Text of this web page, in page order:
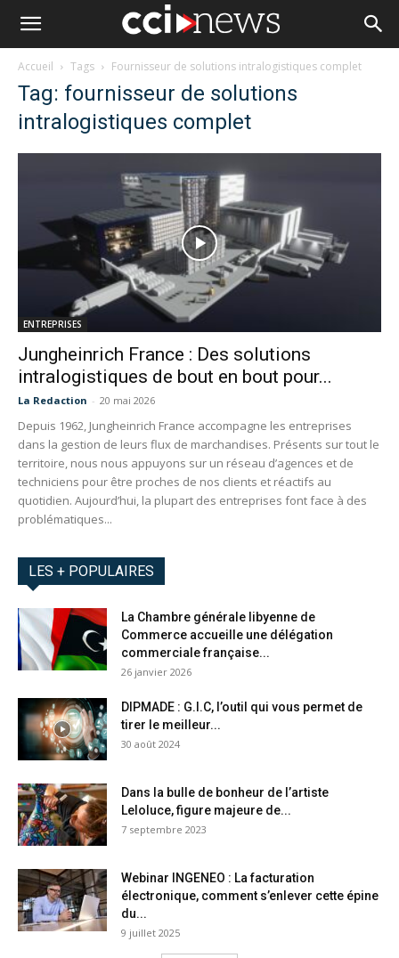
Accueil Tags Fournisseur de solutions intralogistiques complet
Tag: fournisseur de solutions
intralogistiques complet
ENTREPRISES
Jungheinrich France : Des solutions
intralogistiques de bout en bout pour...
La Redaction - 20 mai 2026
Depuis 1962, Jungheinrich France accompagne les entreprises
dans la gestion de leurs flux de marchandises. Présents sur tout le
territoire, nous nous appuyons sur un réseau d’agences et de
techniciens pour être proches de nos clients et réactifs au
quotidien. Aujourd’hui, la plupart des entreprises font face à des
problématiques...
LES + POPULAIRES
La Chambre générale libyenne de
Commerce accueille une délégation
commerciale française...
26 janvier 2026
DIPMADE : G.I.C, l’outil qui vous permet de
tirer le meilleur...
30 août 2024
Dans la bulle de bonheur de l’artiste
Leloluce, figure majeure de...
7 septembre 2023
Webinar INGENEO : La facturation
électronique, comment s’enlever cette épine
du...
9 juillet 2025